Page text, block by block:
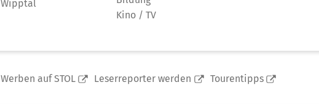
Wipptal
Kino / TV
Werben auf STOL Leserreporter werden Tourentipps